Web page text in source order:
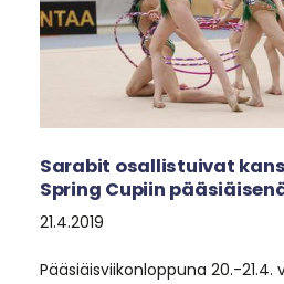
Sarabit osallistuivat
Spring Cupiin
21.4.2019
Pääsiäisviikonloppuna 20.-